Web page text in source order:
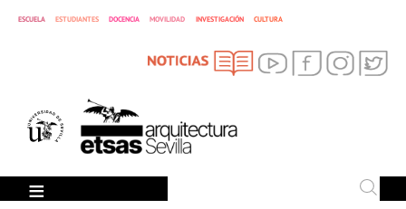
ESCUELA ESTUDIANTES DOCENCIA MOVILIDAD INVESTIGACIÓN CULTURA